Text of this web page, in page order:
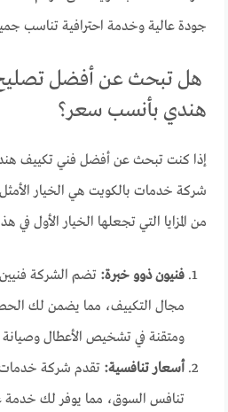
جودة عالية وخدمة احترافية تناسب
هل تبحث عن أفضل
هندي بأنسب سعر؟
إذا كنت تبحث عن أفضل فني تكييف
شركة خدمات بالكويت هي الخيار
من المزايا التي تجعلها الخيار الأول في
فنيون ذوو خبرة: تضم الشركة
مجال التكييف، مما يضمن لك
ومتقنة في تشخيص الأعطال وصيانة
أسعار تنافسية: تقدم شركة خدمات
تنافس السوق، مما يوفر لك خدمة